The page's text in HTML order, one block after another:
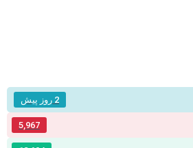
2 روز پیش
5,967